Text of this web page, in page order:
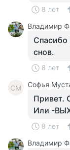
8 лет
Владимир
Спасибо
снов.
8 лет
СМ Софья
Привет.
Или -
8 лет
Владимир